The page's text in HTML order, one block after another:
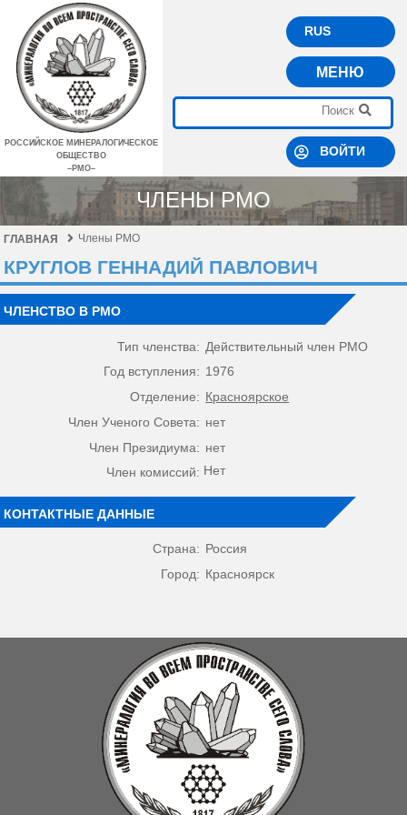
РОССИЙСКОЕ МИНЕРАЛОГИЧЕСКОЕ
ОБЩЕСТВО
–РМО–
RUS
МЕНЮ
ВОЙТИ
ЧЛЕНЫ РМО
ГЛАВНАЯ Члены РМО
КРУГЛОВ ГЕННАДИЙ ПАВЛОВИЧ
ЧЛЕНСТВО В РМО
Тип членства: Действительный член РМО
Год вступления: 1976
Отделение: Красноярское
Член Ученого Совета: нет
Член Президиума: нет
Член комиссий: Нет
КОНТАКТНЫЕ ДАННЫЕ
Страна: Россия
Город: Красноярск